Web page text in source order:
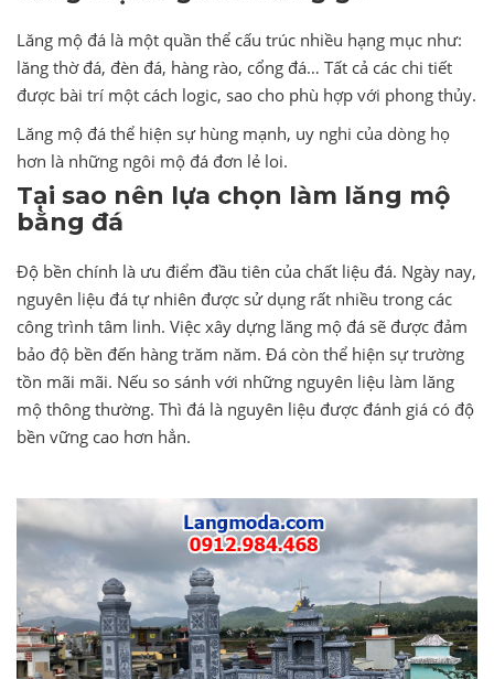
Lăng mộ đá là một quần thể cấu trúc nhiều hạng mục như:
lăng thờ đá, đèn đá, hàng rào, cổng đá… Tất cả các chi tiết
được bài trí một cách logic, sao cho phù hợp với phong thủy.
Lăng mộ đá thể hiện sự hùng mạnh, uy nghi của dòng họ
hơn là những ngôi mộ đá đơn lẻ loi.
Tại sao nên lựa chọn làm lăng mộ
bằng đá
Độ bền chính là ưu điểm đầu tiên của chất liệu đá. Ngày nay,
nguyên liệu đá tự nhiên được sử dụng rất nhiều trong các
công trình tâm linh. Việc xây dựng lăng mộ đá sẽ được đảm
bảo độ bền đến hàng trăm năm. Đá còn thể hiện sự trường
tồn mãi mãi. Nếu so sánh với những nguyên liệu làm lăng
mộ thông thường. Thì đá là nguyên liệu được đánh giá có độ
bền vững cao hơn hẳn.